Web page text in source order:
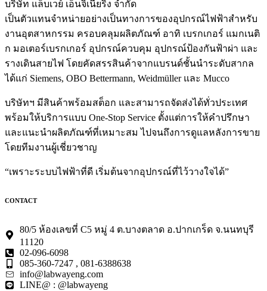
บริษัท แล็บเวย์ เอ็นจิเนียริ่ง จำกัด
เป็นตัวแทนจำหน่ายอย่างเป็นทางการของอุปกรณ์ไฟฟ้าสำหรับ
งานอุตสาหกรรม ครอบคลุมผลิตภัณฑ์ อาทิ เบรกเกอร์ แมกเนติ
ก มอเตอร์เบรกเกอร์ อุปกรณ์ควบคุม อุปกรณ์ป้องกันฟ้าผ่า และ
รางเดินสายไฟ โดยคัดสรรสินค้าจากแบรนด์ชั้นนำระดับสากล
ได้แก่ Siemens, OBO Bettermann, Weidmüller และ Mucco
บริษัทฯ มีสินค้าพร้อมสต็อก และสามารถจัดส่งได้ทั่วประเทศ
พร้อมให้บริการแบบ One-Stop Service ตั้งแต่การให้คำปรึกษา
และแนะนำผลิตภัณฑ์ที่เหมาะสม ไปจนถึงการดูแลหลังการขาย
โดยทีมงานผู้เชี่ยวชาญ
“เพราะระบบไฟฟ้าที่ดี เริ่มต้นจากอุปกรณ์ที่ไว้วางใจได้”
CONTACT
80/5 ห้องเลขที่ C5 หมู่ 4 ต.บางตลาด อ.ปากเกร็ด จ.นนทบุรี
11120
02-096-6098
085-360-7247 , 081-6388638
info@labwayeng.com
LINE@ : @labwayeng